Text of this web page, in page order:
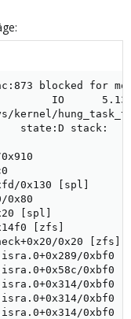
blocked for
IO
kernel/
state:D stack:
0x130 [spl]
0x80
[spl]
[zfs]
0x20 [zfs]
0xbf0
0xbf0
0xbf0
0xbf0
0xbf0